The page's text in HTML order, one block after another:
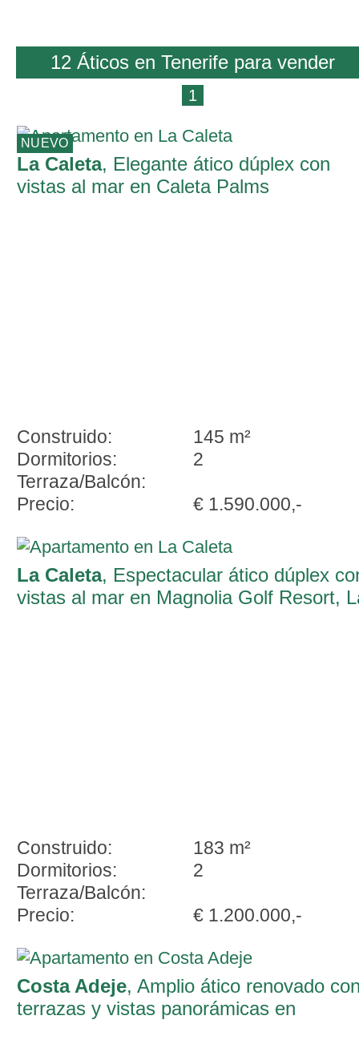
12 Áticos en Tenerife para vender
1
NUEVO
La Caleta, Elegante ático dúplex con
vistas al mar en Caleta Palms
Construido:
145 m²
Dormitorios:
2
Terraza/Balcón:
Precio:
€ 1.590.000,-
La Caleta, Espectacular ático dúplex
vistas al mar en Magnolia Golf Resort,
Construido:
183 m²
Dormitorios:
2
Terraza/Balcón:
Precio:
€ 1.200.000,-
Costa Adeje, Amplio ático renovado
terrazas y vistas panorámicas en